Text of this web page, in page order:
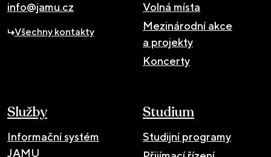
info@jamu.cz
Všechny kontakty
Volná místa
Mezinárodní akce
a projekty
Koncerty
Služby
Informační systém
JAMU
Studium
Studijní programy